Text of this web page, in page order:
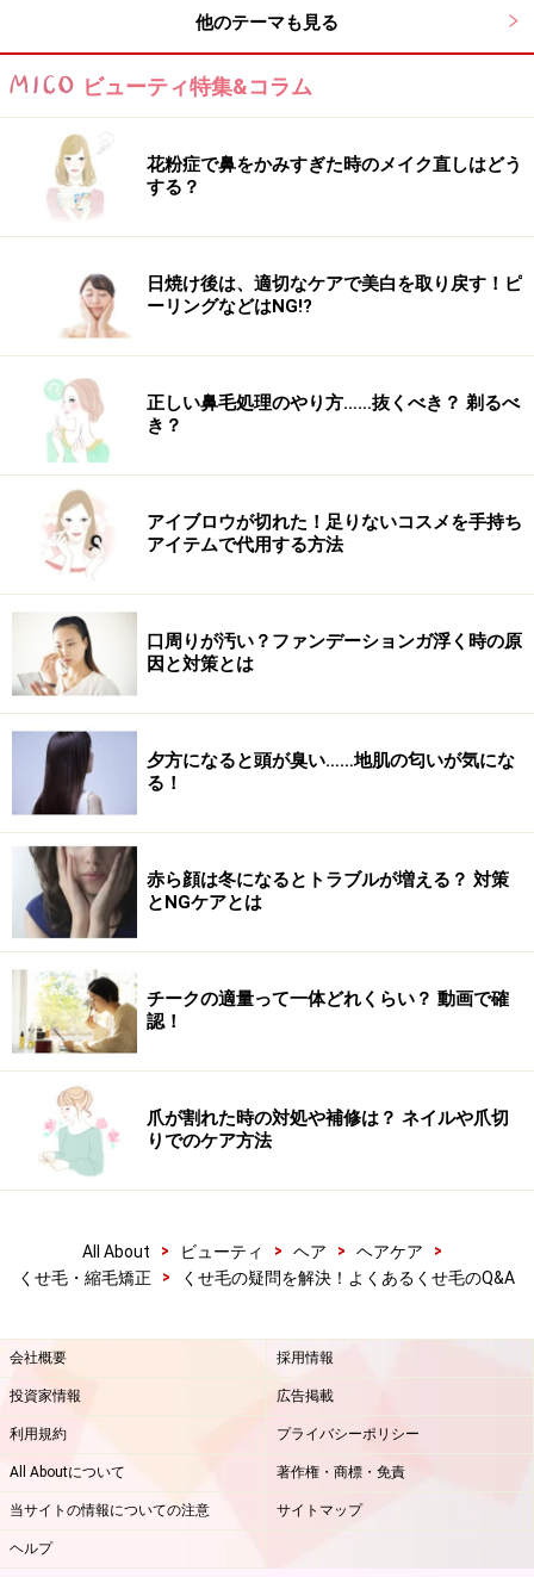
Q4：くせ毛を解決するには縮毛矯正しか手
段はないの？
縮れ毛の人は縮網矯正をすることをおすすめしますが、
波状毛の人はカットやダメージケアでだいぶくせ毛を改
善することができます。
Q5：くせ毛でもコテは使える？
くせ毛の人でもコテを使ってまったく問題ありません。
きれいに仕上げたいなら、根元から平アイロンで真っ直
ぐに伸ばしてからコテで髪の毛を巻くと良いでしょう。
平アイロンを使った後にオイルなどで毛先に水分を補っ
てあげると、きれいなカールに仕上がります。
次は、「Q くせ毛でもパーマやカラーリングはでき
る？」にお答えします！
※記事内容は執筆時点のものです。最新の内容をご確認くださ
い。
他のテーマも見る
ビューティ特集&コラム
花粉症で鼻をかみすぎた時のメイク直しはどう
する？
日焼け後は、適切なケアで美白を取り戻す！ピ
ーリングなどはNG!?
正しい鼻毛処理のやり方……抜くべき？ 剃るべ
き？
アイブロウが切れた！足りないコスメを手持ち
アイテムで代用する方法
口周りが汚い？ファンデーションガ浮く時の原
因と対策とは
夕方になると頭が臭い……地肌の匂いが気にな
る！
赤ら顔は冬になるとトラブルが増える？ 対策
とNGケアとは
チークの適量って一体どれくらい？ 動画で確
認！
爪が割れた時の対処や補修は？ ネイルや爪切
りでのケア方法
All About > ビューティ > ヘア > ヘアケア
>
くせ毛・縮毛矯正
> くせ毛の疑問を解決！よくあるくせ毛のQ&A
会社概要 採用情報
投資家情報 広告掲載
利用規約 プライバシーポリシー
All Aboutについて 著作権・商標・免責
当サイトの情報についての注意 サイトマップ
ヘルプ